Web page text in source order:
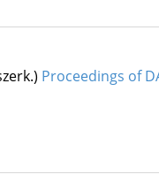
Proceedings of